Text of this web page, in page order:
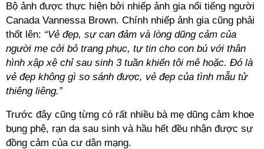
Bộ ảnh được thực hiện bởi nhiếp ảnh gia nổi tiếng người
Canada Vannessa Brown. Chính nhiếp ảnh gia cũng phải
thốt lên: “Vẻ đẹp, sự can đảm và lòng dũng cảm của
người mẹ cởi bỏ trang phục, tự tin cho con bú với thân
hình xập xệ chỉ sau sinh 3 tuần khiến tôi mê hoặc. Đó là
vẻ đẹp không gì so sánh được, vẻ đẹp của tình mẫu tử
thiêng liêng.”
Trước đây cũng từng có rất nhiều bà mẹ dũng cảm khoe
bụng phệ, rạn da sau sinh và hầu hết đều nhận được sự
đồng cảm của cư dân mạng.